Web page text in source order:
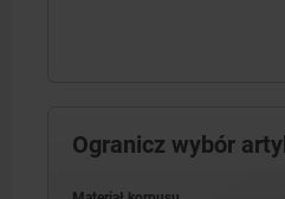
Ogranicz wybór